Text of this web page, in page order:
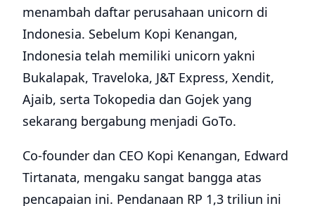
menambah daftar perusahaan unicorn di
Indonesia. Sebelum Kopi Kenangan,
Indonesia telah memiliki unicorn yakni
Bukalapak, Traveloka, J&T Express, Xendit,
Ajaib, serta Tokopedia dan Gojek yang
sekarang bergabung menjadi GoTo.
Co-founder dan CEO Kopi Kenangan, Edward
Tirtanata, mengaku sangat bangga atas
pencapaian ini. Pendanaan RP 1,3 triliun ini